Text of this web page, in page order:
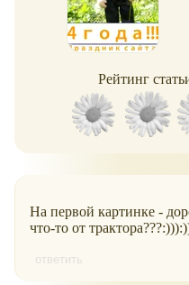
Рейтинг
На первой картинке -
что-то от
ответить